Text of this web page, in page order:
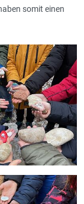
somit einen